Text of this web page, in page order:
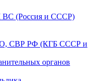
(Россия и СССР)
СВР РФ (КГБ СССР и
органов